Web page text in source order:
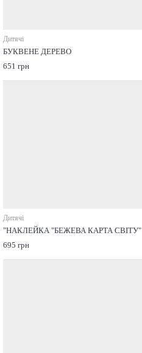
Дитячі
БУКВЕНЕ ДЕРЕВО
651 грн
Дитячі
"НАКЛЕЙКА "БЕЖЕВА КАРТА СВІТУ"
695 грн